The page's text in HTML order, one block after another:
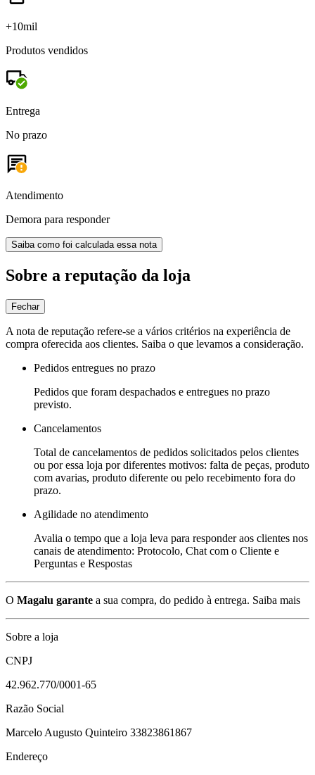
+10mil
Produtos vendidos
Entrega
No prazo
Atendimento
Demora para responder
Saiba como foi calculada essa nota
Sobre a reputação da loja
Fechar
A nota de reputação refere-se a vários critérios na experiência de
compra oferecida aos clientes. Saiba o que levamos a consideração.
Pedidos entregues no prazo
Pedidos que foram despachados e entregues no prazo
previsto.
Cancelamentos
Total de cancelamentos de pedidos solicitados pelos clientes
ou por essa loja por diferentes motivos: falta de peças, produto
com avarias, produto diferente ou pelo recebimento fora do
prazo.
Agilidade no atendimento
Avalia o tempo que a loja leva para responder aos clientes nos
canais de atendimento: Protocolo, Chat com o Cliente e
Perguntas e Respostas
O Magalu garante a sua compra, do pedido à entrega. Saiba mais
Sobre a loja
CNPJ
42.962.770/0001-65
Razão Social
Marcelo Augusto Quinteiro 33823861867
Endereço